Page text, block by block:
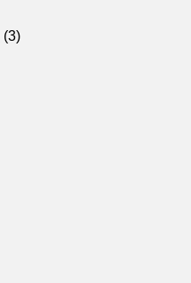
(3)